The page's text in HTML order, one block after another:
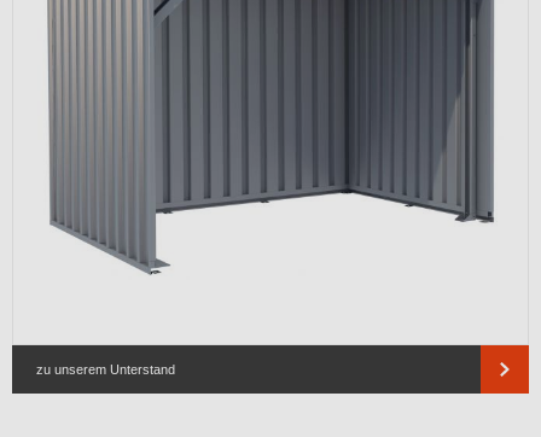
zu unserem Unterstand